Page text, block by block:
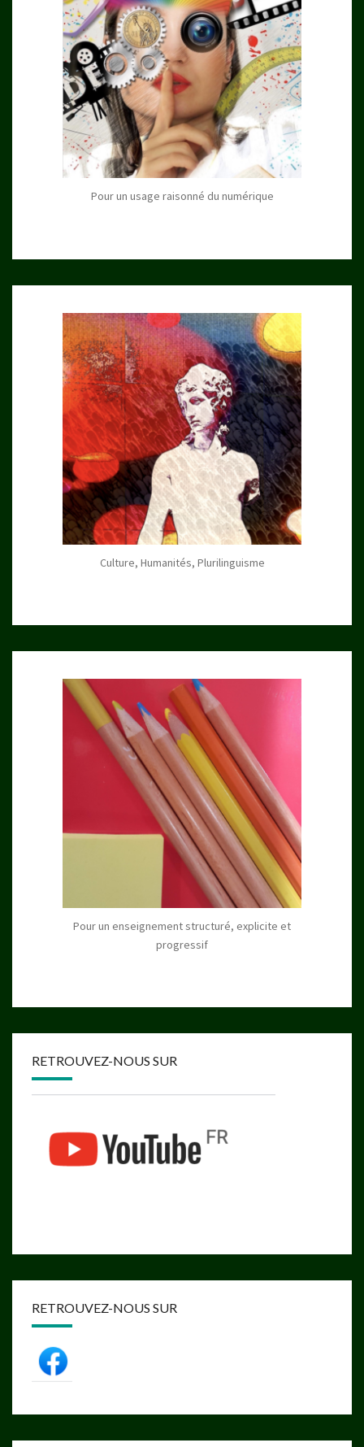
Pour un usage raisonné du numérique
Culture, Humanités, Plurilinguisme
Pour un enseignement structuré, explicite et
progressif
RETROUVEZ-NOUS SUR
RETROUVEZ-NOUS SUR